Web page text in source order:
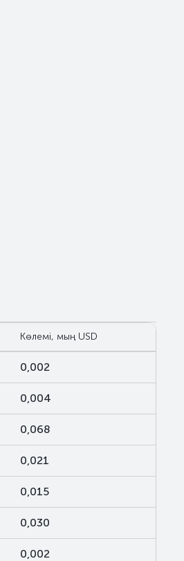
Көлемі, мың USD
0,002
0,004
0,068
0,021
0,015
0,030
0,002